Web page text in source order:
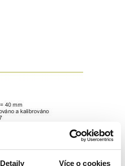
Detaily Více o cookies